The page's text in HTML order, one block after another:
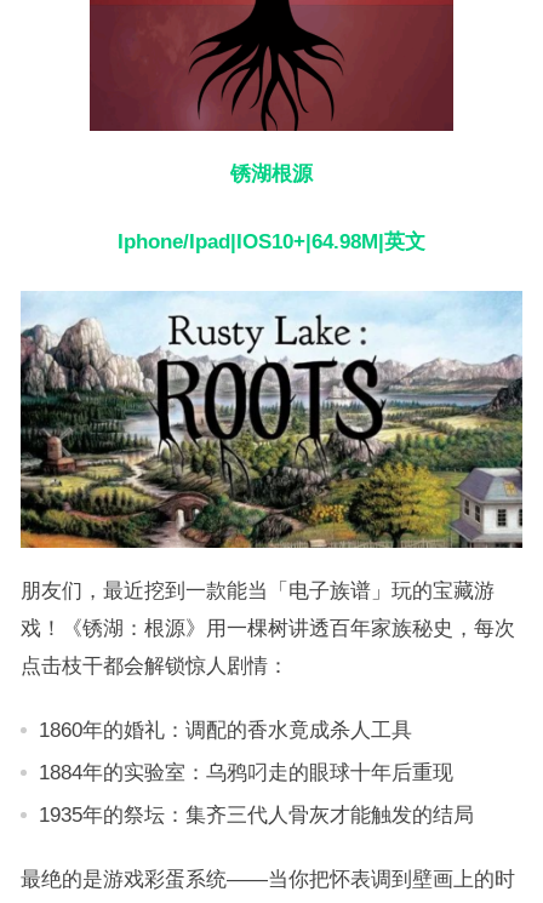
锈湖根源
Iphone/Ipad|IOS10+|64.98M|英文
朋友们，最近挖到一款能当「电子族谱」玩的宝藏游
戏！《锈湖：根源》用一棵树讲透百年家族秘史，每次
点击枝干都会解锁惊人剧情：
1860年的婚礼：调配的香水竟成杀人工具
1884年的实验室：乌鸦叼走的眼球十年后重现
1935年的祭坛：集齐三代人骨灰才能触发的结局
最绝的是游戏彩蛋系统——当你把怀表调到壁画上的时